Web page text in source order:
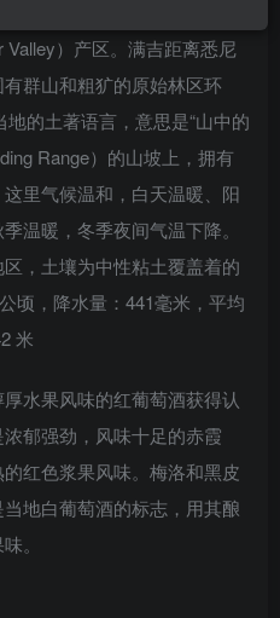
）产区。满吉距离悉尼
群山和粗犷的原始林区环
地的土著语言，意思是“山中的
Range）的山坡上，拥有
里气候温和，白天温暖、阳
温暖，冬季夜间气温下降。
，土壤为中性粘土覆盖着的
顷，降水量：441毫米，平均
米
水果风味的红葡萄酒获得认
郁强劲，风味十足的赤霞
红色浆果风味。梅洛和黑皮
地白葡萄酒的标志，用其酿
。